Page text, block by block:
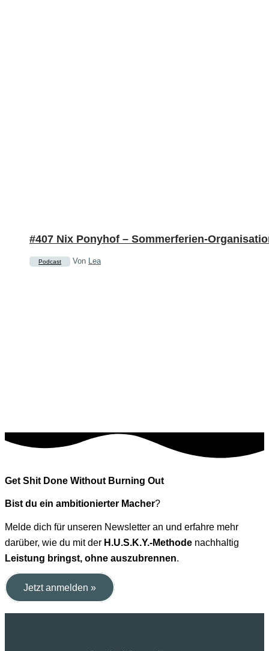
#407 Nix Ponyhof – Sommerferien-
Podcast Von Lea
Get Shit Done Without Burning Out
Bist du ein ambitionierter Macher?
Melde dich für unseren Newsletter an und erfahre mehr
darüber, wie du mit der H.U.S.K.Y.-Methode nachhaltig
Leistung bringst, ohne auszubrennen
Jetzt anmelden »